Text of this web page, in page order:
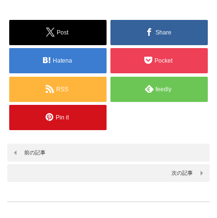
Post Share
Hatena Pocket
RSS feedly
Pin it
前の記事
次の記事